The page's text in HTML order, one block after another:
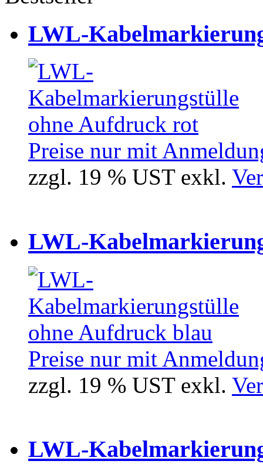
LWL-
Preise nur mit
zzgl. 19 % UST exkl.
LWL-
Preise nur mit
zzgl. 19 % UST exkl.
LWL-